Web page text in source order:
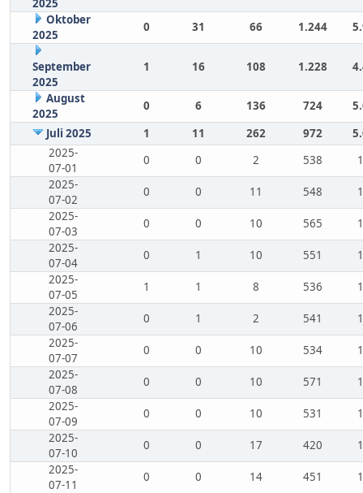
2025
Oktober
2025
0 31 66 1.244
September
2025
1 16 108 1.228
August
2025
0 6 136 724
Juli 2025
1 11 262 972
2025-
07-01
0 0 2 538
2025-
07-02
0 0 11 548
2025-
07-03
0 0 10 565
2025-
07-04
0 1 10 551
2025-
07-05
1 1 8 536
2025-
07-06
0 1 2 541
2025-
07-07
0 0 10 534
2025-
07-08
0 0 10 571
2025-
07-09
0 0 10 531
2025-
07-10
0 0 17 420
2025-
07-11
0 0 14 451